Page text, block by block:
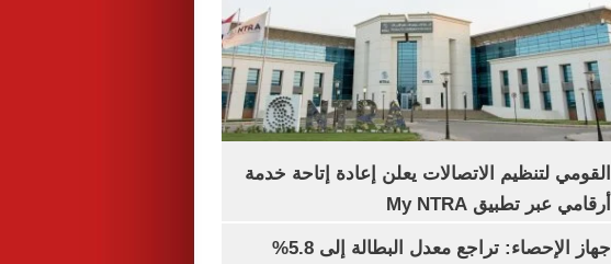
القومي لتنظيم الاتصالات يعلن إعادة إتاحة خدمة
أرقامي عبر تطبيق My NTRA
جهاز الإحصاء: تراجع معدل البطالة إلى 5.8%